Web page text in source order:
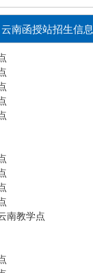
云南函授站招生信息
南教学点